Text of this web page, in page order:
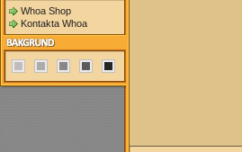
Whoa Shop
Kontakta Whoa